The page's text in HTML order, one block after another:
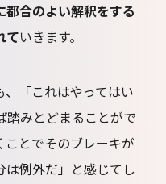
合のよい解釈をする
ていきます。
「これはやってはい
踏みとどまることがで
ことでそのブレーキが
例外だ」と感じてし